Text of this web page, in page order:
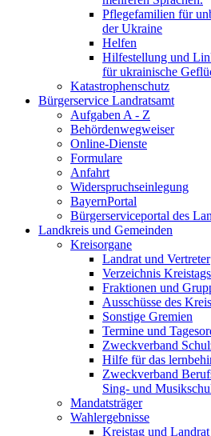
Pflegefamilien für
der Ukraine
Helfen
Hilfestellung und
für ukrainische
Katastrophenschutz
Bürgerservice Landratsamt
Aufgaben A - Z
Behördenwegweiser
Online-Dienste
Formulare
Anfahrt
Widerspruchseinlegung
BayernPortal
Bürgerserviceportal des
Landkreis und Gemeinden
Kreisorgane
Landrat und Vertreter
Verzeichnis
Fraktionen und
Ausschüsse des
Sonstige Gremien
Termine und
Zweckverband
Hilfe für das
Zweckverband
Sing- und
Mandatsträger
Wahlergebnisse
Kreistag und Landrat